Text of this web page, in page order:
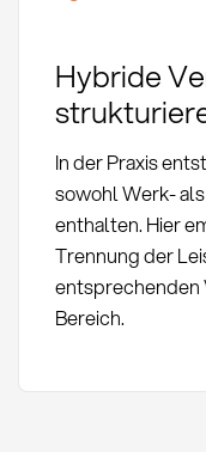
Hybride
In der Praxis
sowohl Werk-
enthalten. Hier
Trennung der
entsprechenden
Bereich.